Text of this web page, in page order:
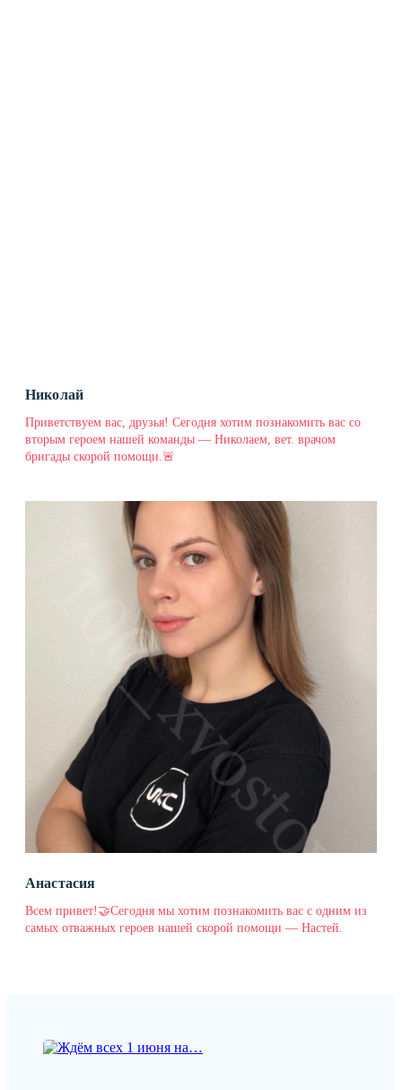
Николай
Приветствуем вас, друзья! Сегодня хотим познакомить вас со
вторым героем нашей команды — Николаем, вет. врачом
бригады скорой помощи.🚨
Анастасия
Всем привет!🤝Сегодня мы хотим познакомить вас с одним из
самых отважных героев нашей скорой помощи — Настей.